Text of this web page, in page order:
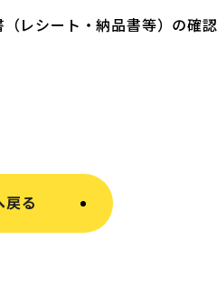
レシート・納品書等）の確
戻る